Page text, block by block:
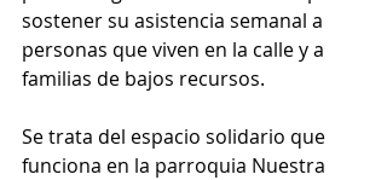
sostener su asistencia semanal a
personas que viven en la calle y a
familias de bajos recursos.
Se trata del espacio solidario que
funciona en la parroquia Nuestra